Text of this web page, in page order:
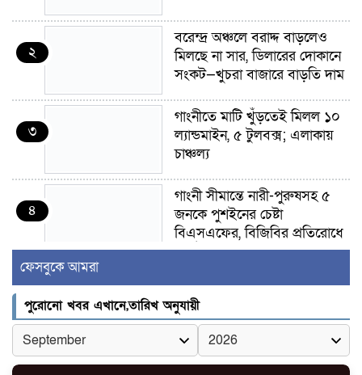
২
বরেন্দ্র অঞ্চলে বরাদ্দ বাড়লেও
মিলছে না সার, ডিলারের দোকানে
সংকট—খুচরা বাজারে বাড়তি দাম
৩
গাংনীতে মাটি খুঁড়তেই মিলল ১০
ল্যান্ডমাইন, ৫ টুলবক্স; এলাকায়
চাঞ্চল্য
৪
গাংনী সীমান্তে নারী-পুরুষসহ ৫
জনকে পুশইনের চেষ্টা
বিএসএফের, বিজিবির প্রতিরোধে
ব্যর্থ
৫
ইবির জুলাই-৩৬ হলে
রুমমেটদের গোপন ছবি প্রেমিকের
কাছে পাঠানোর অভিযোগ, ক্ষোভ
ও আতঙ্ক শিক্ষার্থীদের
ফেসবুকে আমরা
পুরোনো খবর এখানে,তারিখ অনুযায়ী